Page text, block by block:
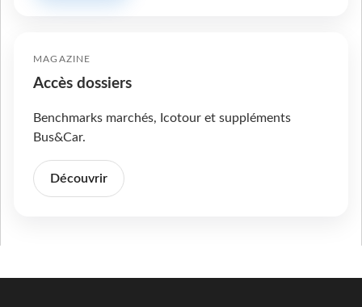
MAGAZINE
Accès dossiers
Benchmarks marchés, Icotour et suppléments
Bus&Car.
Découvrir